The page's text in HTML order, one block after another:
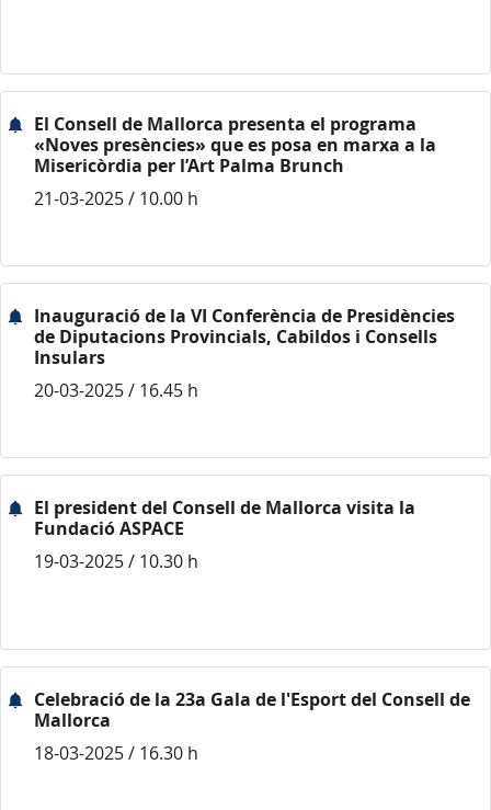
El Consell de Mallorca presenta el programa
«Noves presències» que es posa en marxa a la
Misericòrdia per l’Art Palma Brunch
21-03-2025 / 10.00 h
Inauguració de la VI Conferència de Presidències
de Diputacions Provincials, Cabildos i Consells
Insulars
20-03-2025 / 16.45 h
El president del Consell de Mallorca visita la
Fundació ASPACE
19-03-2025 / 10.30 h
Celebració de la 23a Gala de l'Esport del Consell de
Mallorca
18-03-2025 / 16.30 h